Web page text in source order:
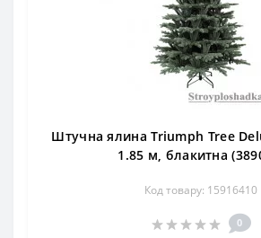
Штучна ялина Triumph Tree
1.85 м, блакитна
Код товару: 15916410
0